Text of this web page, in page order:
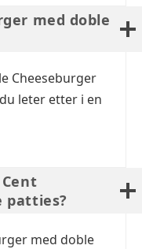
med doble
Cheeseburger
leter etter i en
patties?
med doble